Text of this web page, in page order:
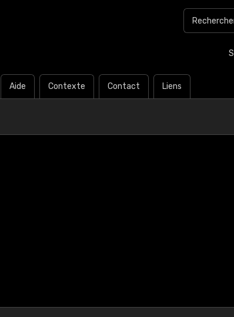
Aide Contexte Contact Liens